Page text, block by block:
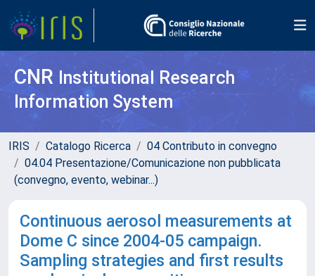
CNR Institutional Research
Information System
IRIS Catalogo Ricerca
04 Contributo in convegno
04.04 Presentazione/Comunicazione non pubblicata
(convegno, evento, webinar...)
Continuous aerosol measurements at
Dome C since 2004-05 campaign.
Sampling strategies and first results